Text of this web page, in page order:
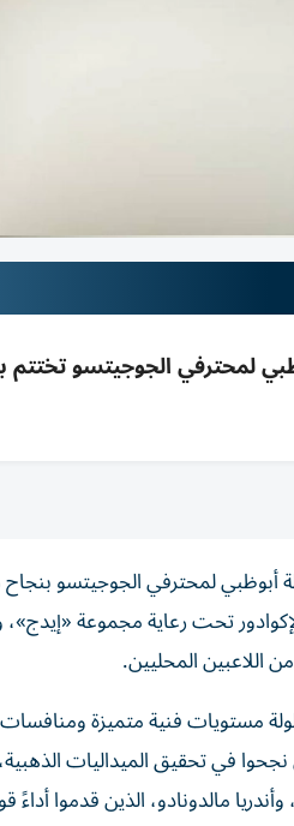
تحت رعاية مجموعة
اللاعبين المحليين.
مستويات فنية متميزة ومنافسات
نجحوا في تحقيق الميداليات
وأندريا مالدونادو، الذين قدموا